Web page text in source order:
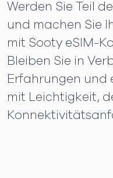
Werden Sie Teil
und machen Sie
mit Sooty eSIM-
Bleiben Sie in
Erfahrungen und
mit Leichtigkeit,